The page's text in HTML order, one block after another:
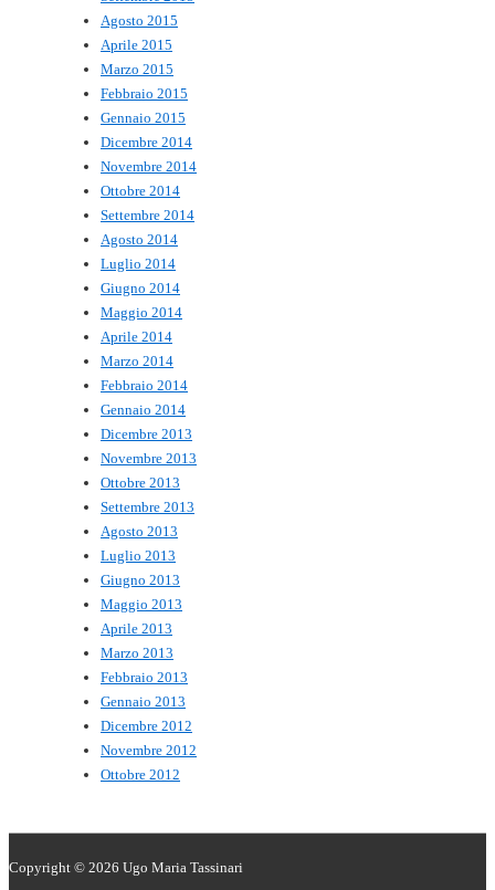
Agosto 2015
Aprile 2015
Marzo 2015
Febbraio 2015
Gennaio 2015
Dicembre 2014
Novembre 2014
Ottobre 2014
Settembre 2014
Agosto 2014
Luglio 2014
Giugno 2014
Maggio 2014
Aprile 2014
Marzo 2014
Febbraio 2014
Gennaio 2014
Dicembre 2013
Novembre 2013
Ottobre 2013
Settembre 2013
Agosto 2013
Luglio 2013
Giugno 2013
Maggio 2013
Aprile 2013
Marzo 2013
Febbraio 2013
Gennaio 2013
Dicembre 2012
Novembre 2012
Ottobre 2012
Copyright © 2026 Ugo Maria Tassinari